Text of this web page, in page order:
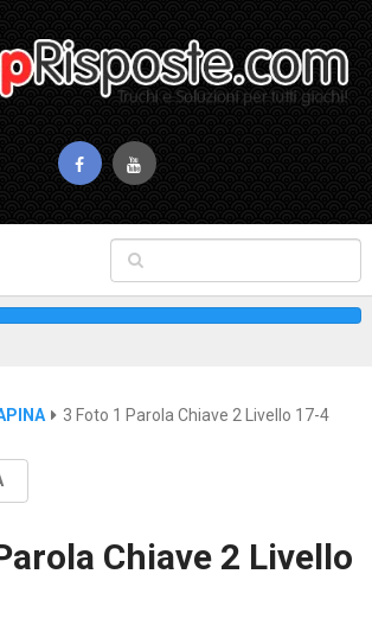
3 Foto 1 Parola Chiave 2 Livello 17-4
Chiave 2 Livello